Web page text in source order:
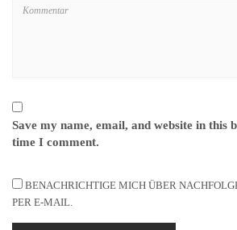
Save my name, email, and website in this
time I comment.
BENACHRICHTIGE MICH ÜBER
PER E-MAIL.